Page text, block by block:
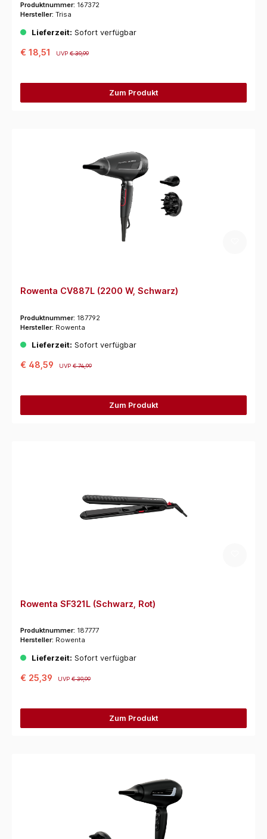
Produktnummer: 167372
Hersteller: Trisa
Lieferzeit: Sofort verfügbar
€ 18,51 UVP€ 39,99
Zum Produkt
Rowenta CV887L (2200 W, Schwarz)
Produktnummer: 187792
Hersteller: Rowenta
Lieferzeit: Sofort verfügbar
€ 48,59 UVP€ 74,99
Zum Produkt
Rowenta SF321L (Schwarz, Rot)
Produktnummer: 187777
Hersteller: Rowenta
Lieferzeit: Sofort verfügbar
€ 25,39 UVP€ 39,99
Zum Produkt